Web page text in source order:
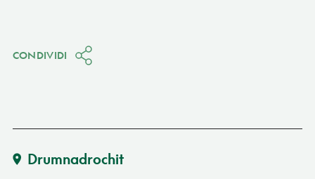
CONDIVIDI
Drumnadrochit